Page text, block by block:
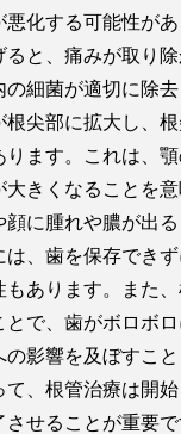
化する可能性があ
ると、痛みが取り
の細菌が適切に除
根尖部に拡大し、
ります。これは、
大きくなることを
顔に腫れや膿が出る
は、歯を保存でき
もあります。また
とで、歯がボロボ
の影響を及ぼすこ
て、根管治療は開始
せることが重要で